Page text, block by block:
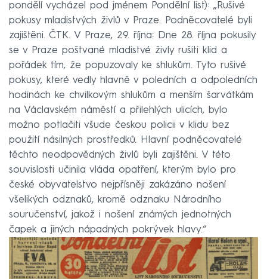
pondělí vycházel pod jménem Pondělní list): „Rušivé
pokusy mladistvých živlů v Praze. Podněcovatelé byli
zajištěni. ČTK. V Praze, 29. října: Dne 28. října pokusily
se v Praze poštvané mladistvé živly rušiti klid a
pořádek tím, že popuzovaly ke shlukům. Tyto rušivé
pokusy, které vedly hlavně v poledních a odpoledních
hodinách ke chvilkovým shlukům a menším šarvátkám
na Václavském náměstí a přilehlých ulicích, bylo
možno potlačiti všude českou policii v klidu bez
použití násilných prostředků. Hlavní podněcovatelé
těchto neodpovědných živlů byli zajištěni. V této
souvislosti učinila vláda opatření, kterým bylo pro
české obyvatelstvo nejpřísněji zakázáno nošení
všelikých odznaků, kromě odznaku Národního
souručenství, jakož i nošení známých jednotných
čapek a jiných nápadných pokrývek hlavy.“